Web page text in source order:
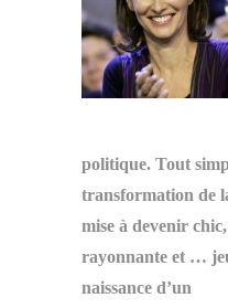
politique. Tout
transformation de
mise à devenir
rayonnante et …
naissance d’un